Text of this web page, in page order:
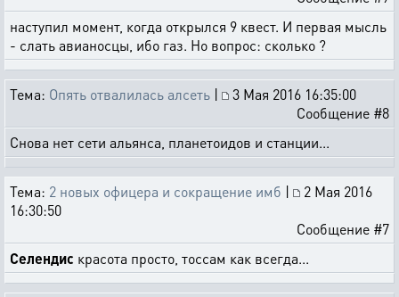
наступил момент, когда открылся 9 квест. И первая мысль
- слать авианосцы, ибо газ. Но вопрос: сколько ?
Тема: Опять отвалилась алсеть |
3 Мая 2016 16:35:00
Сообщение #8
Снова нет сети альянса, планетоидов и станции...
Тема: 2 новых офицера и сокращение имб |
2 Мая 2016
16:30:50
Сообщение #7
Селендис красота просто, тоссам как всегда...